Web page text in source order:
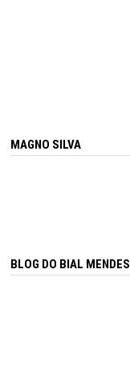
MAGNO SILVA
BLOG DO BIAL MENDES